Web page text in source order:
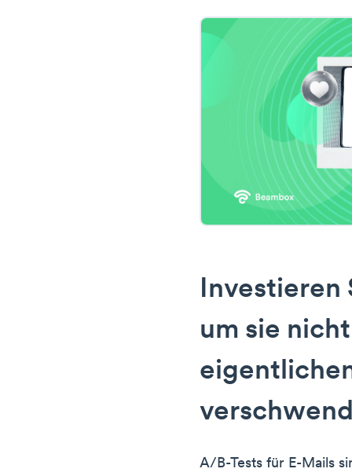
Investieren
um sie
A/B-Tests für E-Mails